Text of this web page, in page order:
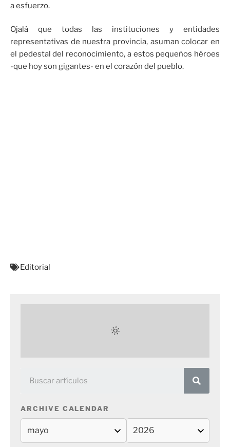
a esfuerzo.
Ojalá que todas las instituciones y entidades
representativas de nuestra provincia, asuman colocar en
el pedestal del reconocimiento, a estos pequeños héroes
-que hoy son gigantes- en el corazón del pueblo.
Editorial
ARCHIVE CALENDAR